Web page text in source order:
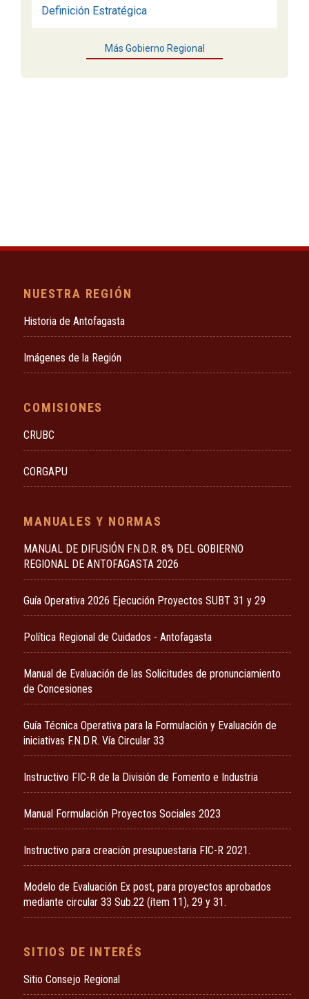
Definición Estratégica
Más Gobierno Regional
NUESTRA REGIÓN
Historia de Antofagasta
Imágenes de la Región
COMISIONES
CRUBC
CORGAPU
MANUALES Y NORMAS
MANUAL DE DIFUSIÓN F.N.D.R. 8% DEL GOBIERNO
REGIONAL DE ANTOFAGASTA 2026
Guía Operativa 2026 Ejecución Proyectos SUBT 31 y 29
Política Regional de Cuidados - Antofagasta
Manual de Evaluación de las Solicitudes de pronunciamiento
de Concesiones
Guía Técnica Operativa para la Formulación y Evaluación de
iniciativas F.N.D.R. Vía Circular 33
Instructivo FIC-R de la División de Fomento e Industria
Manual Formulación Proyectos Sociales 2023
Instructivo para creación presupuestaria FIC-R 2021.
Modelo de Evaluación Ex post, para proyectos aprobados
mediante circular 33 Sub.22 (ítem 11), 29 y 31.
SITIOS DE INTERÉS
Sitio Consejo Regional